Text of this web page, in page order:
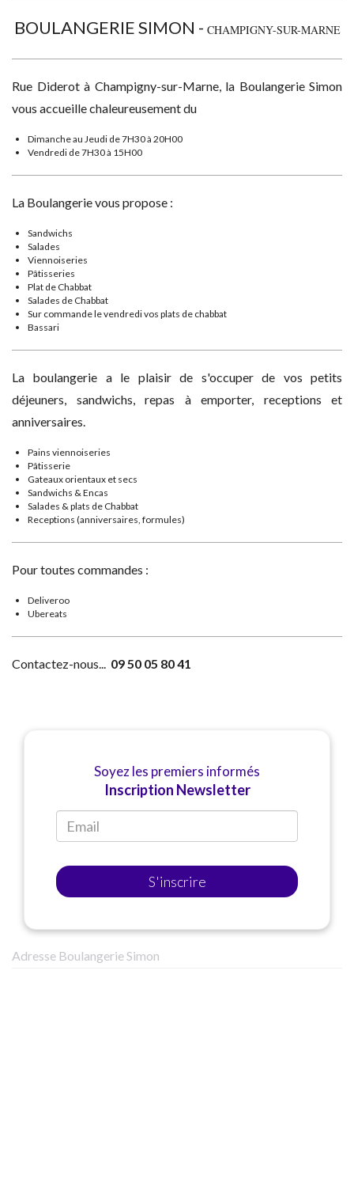
BOULANGERIE SIMON - CHAMPIGNY-SUR-MARNE
Rue Diderot à Champigny-sur-Marne, la Boulangerie Simon
vous accueille chaleureusement du
Dimanche au Jeudi de 7H30 à 20H00
Vendredi de 7H30 à 15H00
La Boulangerie vous propose :
Sandwichs
Salades
Viennoiseries
Pâtisseries
Plat de Chabbat
Salades de Chabbat
Sur commande le vendredi vos plats de chabbat
Bassari
La boulangerie a le plaisir de s'occuper de vos petits
déjeuners, sandwichs, repas à emporter, receptions et
anniversaires.
Pains viennoiseries
Pâtisserie
Gateaux orientaux et secs
Sandwichs & Encas
Salades & plats de Chabbat
Receptions (anniversaires, formules)
Pour toutes commandes :
Deliveroo
Ubereats
Contactez-nous... 09 50 05 80 41
Soyez les premiers informés
Inscription Newsletter
S'inscrire
Adresse Boulangerie Simon